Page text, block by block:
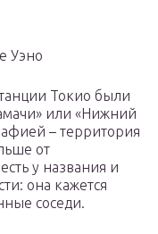
Уэно
Токио были
или «Нижний
– территория
от
у названия и
она кажется
соседи.